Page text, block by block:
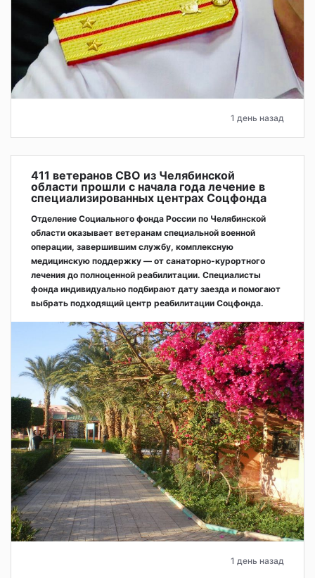
1 день назад
411 ветеранов СВО из Челябинской
области прошли с начала года лечение в
специализированных центрах Соцфонда
Отделение Социального фонда России по Челябинской
области оказывает ветеранам специальной военной
операции, завершившим службу, комплексную
медицинскую поддержку — от санаторно-курортного
лечения до полноценной реабилитации. Специалисты
фонда индивидуально подбирают дату заезда и помогают
выбрать подходящий центр реабилитации Соцфонда.
1 день назад